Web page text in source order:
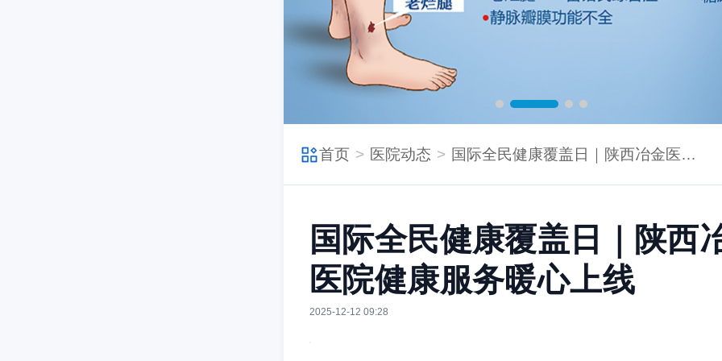
首页 医院动态 国际全民健康覆盖日｜陕西冶金医院健康服务暖心上线
国际全民健康覆盖日｜陕西
医院健康服务暖心上线
2025-12-12 09:28